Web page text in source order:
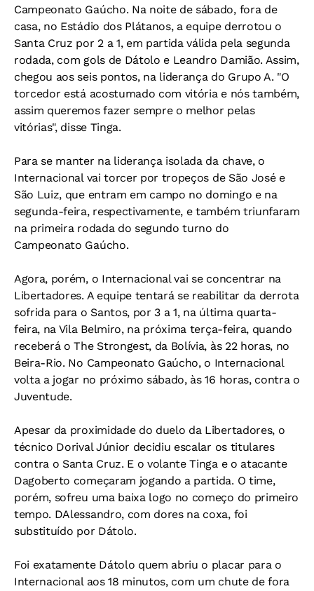
Campeonato Gaúcho. Na noite de sábado, fora de
casa, no Estádio dos Plátanos, a equipe derrotou o
Santa Cruz por 2 a 1, em partida válida pela segunda
rodada, com gols de Dátolo e Leandro Damião. Assim,
chegou aos seis pontos, na liderança do Grupo A. "O
torcedor está acostumado com vitória e nós também,
assim queremos fazer sempre o melhor pelas
vitórias", disse Tinga.
Para se manter na liderança isolada da chave, o
Internacional vai torcer por tropeços de São José e
São Luiz, que entram em campo no domingo e na
segunda-feira, respectivamente, e também triunfaram
na primeira rodada do segundo turno do
Campeonato Gaúcho.
Agora, porém, o Internacional vai se concentrar na
Libertadores. A equipe tentará se reabilitar da derrota
sofrida para o Santos, por 3 a 1, na última quarta-
feira, na Vila Belmiro, na próxima terça-feira, quando
receberá o The Strongest, da Bolívia, às 22 horas, no
Beira-Rio. No Campeonato Gaúcho, o Internacional
volta a jogar no próximo sábado, às 16 horas, contra o
Juventude.
Apesar da proximidade do duelo da Libertadores, o
técnico Dorival Júnior decidiu escalar os titulares
contra o Santa Cruz. E o volante Tinga e o atacante
Dagoberto começaram jogando a partida. O time,
porém, sofreu uma baixa logo no começo do primeiro
tempo. DAlessandro, com dores na coxa, foi
substituído por Dátolo.
Foi exatamente Dátolo quem abriu o placar para o
Internacional aos 18 minutos, com um chute de fora